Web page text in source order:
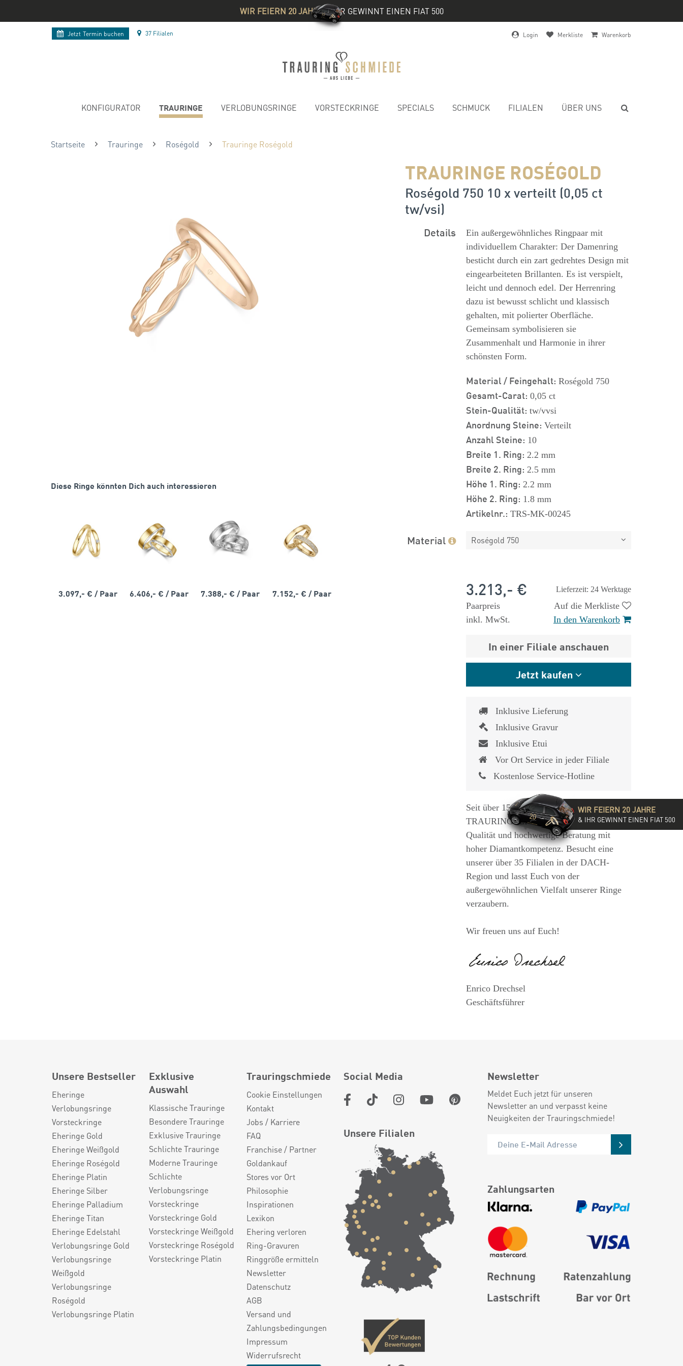
WIR FEIERN 20 JAHRE& IHR GEWINNT EINEN FIAT 500
Jetzt Termin buchen 37 Filialen Login Merkliste Warenkorb
KONFIGURATOR TRAURINGE VERLOBUNGSRINGE VORSTECKRINGE SPECIALS SCHMUCK FILIALEN ÜBER UNS
Startseite Trauringe Roségold Trauringe Roségold
TRAURINGE ROSÉGOLD
Roségold 750 10 x verteilt (0,05 ct
tw/vsi)
Diese Ringe könnten Dich auch interessieren
3.097,- € / Paar 6.406,- €/ Paar 7.388,- €/ Paar 7.152,- € / Paar
Details
Ein außergewöhnliches Ringpaar mit
individuellem Charakter: Der Damenring
besticht durch ein zart gedrehtes Design mit
eingearbeiteten Brillanten. Es ist verspielt,
leicht und dennoch edel. Der Herrenring
dazu ist bewusst schlicht und klassisch
gehalten, mit polierter Oberfläche.
Gemeinsam symbolisieren sie
Zusammenhalt und Harmonie in ihrer
schönsten Form.
Material / Feingehalt: Roségold 750
Gesamt-Carat: 0,05 ct
Stein-Qualität: tw/vvsi
Anordnung Steine: Verteilt
Anzahl Steine: 10
Breite 1. Ring: 2.2 mm
Breite 2. Ring: 2.5 mm
Höhe 1. Ring: 2.2 mm
Höhe 2. Ring: 1.8 mm
Artikelnr.: TRS-MK-00245
Material Roségold 750
Lieferzeit: 24 Werktage
3.213,- €
Paarpreis
inkl. MwSt.
Auf die Merkliste
In den Warenkorb
In einer Filiale anschauen
Jetzt kaufen
Inklusive Lieferung
Inklusive Gravur
Inklusive Etui
Vor Ort Service in jeder Filiale
Kostenlose Service-Hotline
Seit über 15 Jahren steht die
TRAURINGSCHMIEDE für exzellente
Qualität und hochwertige Beratung mit
hoher Diamantkompetenz. Besucht eine
unserer über 35 Filialen in der DACH-
Region und lasst Euch von der
außergewöhnlichen Vielfalt unserer Ringe
verzaubern.
Wir freuen uns auf Euch!
Enrico Drechsel
Geschäftsführer
Unsere Bestseller
Eheringe
Verlobungsringe
Vorsteckringe
Eheringe Gold
Eheringe Weißgold
Eheringe Roségold
Eheringe Platin
Eheringe Silber
Eheringe Palladium
Eheringe Titan
Eheringe Edelstahl
Verlobungsringe Gold
Verlobungsringe
Weißgold
Verlobungsringe
Roségold
Verlobungsringe Platin
Exklusive
Auswahl
Klassische Trauringe
Besondere Trauringe
Exklusive Trauringe
Schlichte Trauringe
Moderne Trauringe
Schlichte
Verlobungsringe
Vorsteckringe
Vorsteckringe Gold
Vorsteckringe Weißgold
Vorsteckringe Roségold
Vorsteckringe Platin
Trauringschmiede
Cookie Einstellungen
Kontakt
Jobs / Karriere
FAQ
Franchise / Partner
Goldankauf
Stores vor Ort
Philosophie
Inspirationen
Lexikon
Ehering verloren
Ring-Gravuren
Ringgröße ermitteln
Newsletter
Datenschutz
AGB
Versand und
Zahlungsbedingungen
Impressum
Widerrufsrecht
Social Media
Unsere Filialen
Newsletter
Meldet Euch jetzt für unseren
Newsletter an und verpasst keine
Neuigkeiten der Trauringschmiede!
Zahlungsarten
WIR FEIERN 20 JAHRE
& IHR GEWINNT EINEN FIAT 500